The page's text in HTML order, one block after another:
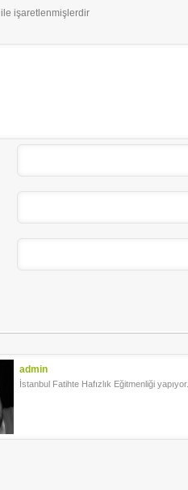
ile işaretlenmişlerdir
admin
İstanbul Fatihte Hafızlık Eğitmenliği yapıyor.